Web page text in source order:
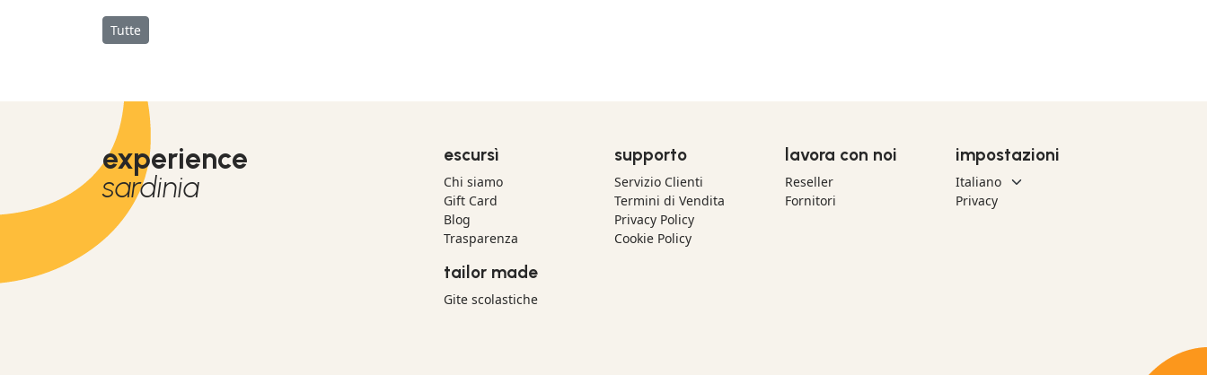
Tutte
experience
sardinia
escursì
Chi siamo
Gift Card
Blog
Trasparenza
tailor made
Gite scolastiche
supporto
Servizio Clienti
Termini di Vendita
Privacy Policy
Cookie Policy
lavora con noi
Reseller
Fornitori
impostazioni
Privacy